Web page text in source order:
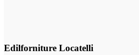
Edilforniture Locatelli